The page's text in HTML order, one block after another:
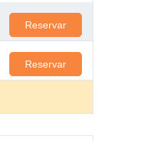
Reservar
Reservar